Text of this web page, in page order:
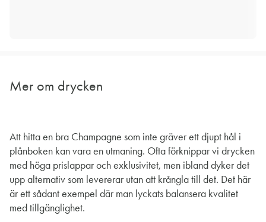
Mer om drycken
Att hitta en bra Champagne som inte gräver ett djupt hål i
plånboken kan vara en utmaning. Ofta förknippar vi drycken
med höga prislappar och exklusivitet, men ibland dyker det
upp alternativ som levererar utan att krångla till det. Det här
är ett sådant exempel där man lyckats balansera kvalitet
med tillgänglighet.